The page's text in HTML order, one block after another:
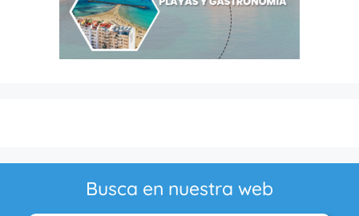
Busca en nuestra web